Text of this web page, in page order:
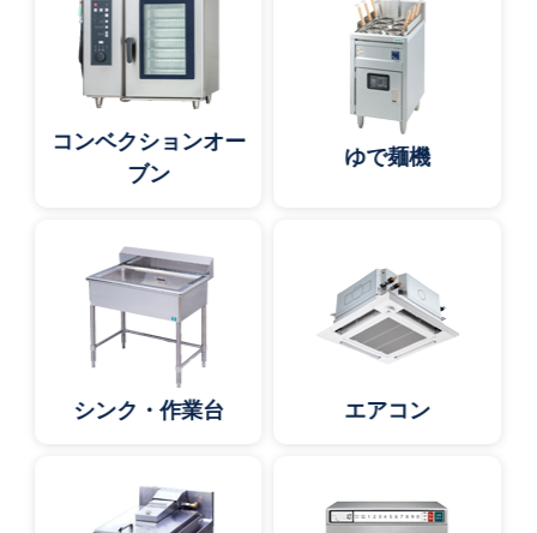
コンベクションオー
ブン
ゆで麺機
シンク・作業台 エアコン